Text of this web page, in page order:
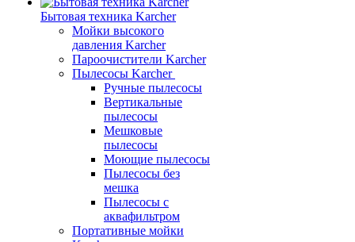
Бытовая техника Karcher
Мойки высокого
давления Karcher
Пароочистители Karcher
Пылесосы Karcher
Ручные пылесосы
Вертикальные
пылесосы
Мешковые
пылесосы
Моющие пылесосы
Пылесосы без
мешка
Пылесосы с
аквафильтром
Портативные мойки